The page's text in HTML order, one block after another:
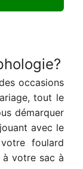
occasions
tout le
démarquer
avec le
foulard
votre sac à